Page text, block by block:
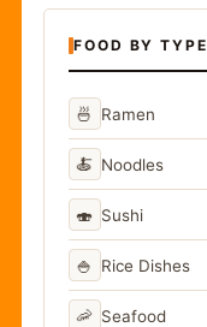
FOOD BY TYPE
🍜 Ramen
🍝 Noodles
🍣 Sushi
🍚 Rice Dishes
🦐 Seafood